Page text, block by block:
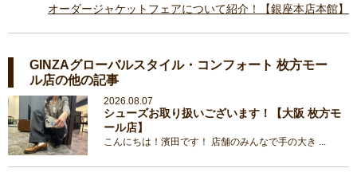
オーダージャケットフェアについて紹介！【銀座本店本館】
GINZAグローバルスタイル・コンフォート 枚方モー
ル店の他の記事
2026.08.07
シューズお取り扱いございます！【大阪 枚方モ
ール店】
こんにちは！濱田です！ 店舗のみんなで手の大き ...